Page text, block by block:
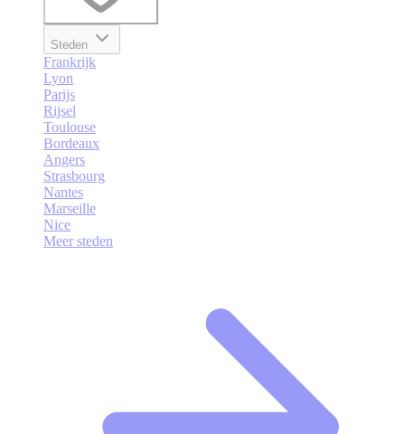
Steden
Frankrijk
Lyon
Parijs
Rijsel
Toulouse
Bordeaux
Angers
Strasbourg
Nantes
Marseille
Nice
Meer steden